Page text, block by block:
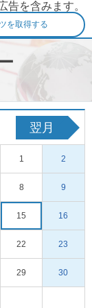
告を含みます。
を取得する
翌月
1 2
8 9
15 16
22 23
29 30